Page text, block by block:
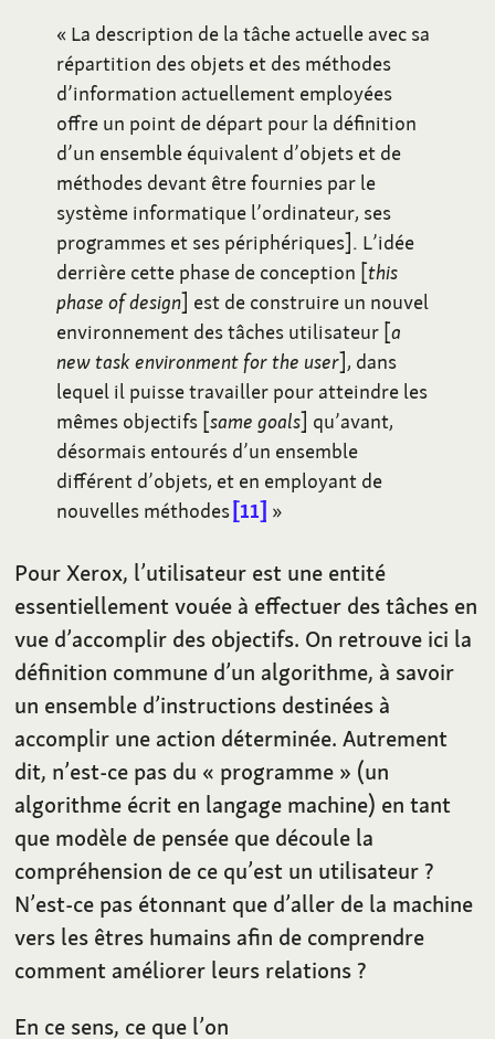
« La description de la tâche actuelle avec sa
répartition des objets et des méthodes
d’information actuellement employées
offre un point de départ pour la définition
d’un ensemble équivalent d’objets et de
méthodes devant être fournies par le
système informatique l’ordinateur, ses
programmes et ses périphériques]. L’idée
derrière cette phase de conception [this
phase of design] est de construire un nouvel
environnement des tâches utilisateur [a
new task environment for the user], dans
lequel il puisse travailler pour atteindre les
mêmes objectifs [same goals] qu’avant,
désormais entourés d’un ensemble
différent d’objets, et en employant de
nouvelles méthodes 11 »
Pour Xerox, l’utilisateur est une entité
essentiellement vouée à effectuer des tâches en
vue d’accomplir des objectifs. On retrouve ici la
définition commune d’un algorithme, à savoir
un ensemble d’instructions destinées à
accomplir une action déterminée. Autrement
dit, n’est-ce pas du « programme » (un
algorithme écrit en langage machine) en tant
que modèle de pensée que découle la
compréhension de ce qu’est un utilisateur ?
N’est-ce pas étonnant que d’aller de la machine
vers les êtres humains afin de comprendre
comment améliorer leurs relations ?
En ce sens, ce que l’on